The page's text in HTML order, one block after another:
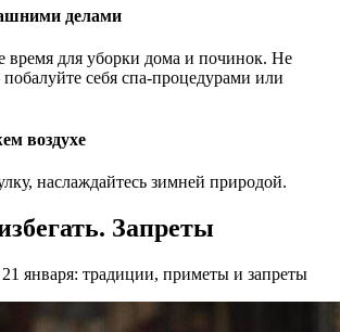
делами
время для уборки дома и починок. Не
побалуйте себя спа-процедурами или
воздухе
наслаждайтесь зимней природой.
Запреты